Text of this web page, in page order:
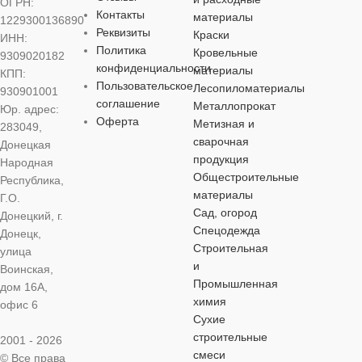
ТИП
ПРИСОЕДИНЕНИЯ
ТОЛЩИНА
ТИП
ПРИСОЕДИНЕНИЯ
сварное
ТОЛЩИНА 2,6 мм
ТИП
ПРИСОЕДИНЕНИЯ
сварное
ТОЛЩИНА
ТОЛЩИНА
1229300136890
ИНН:
9309020182
КПП:
930901001
Юр. адрес:
283049,
Донецкая
Народная
Республика,
Г.О.
Донецкий, г.
Донецк,
улица
Воинская,
дом 16А,
офис 6
2001 - 2026
© Все права
Контакты
Реквизиты
Политика
конфиденциальности
Пользовательское
соглашение
Оферта
материалы
Краски
Кровельные
материалы
Лесопиломатериалы
Металлопрокат
Метизная и
сварочная
продукция
Общестроительные
материалы
Сад, огород
Спецодежда
Строительная
и
Промышленная
химия
Сухие
строительные
смеси